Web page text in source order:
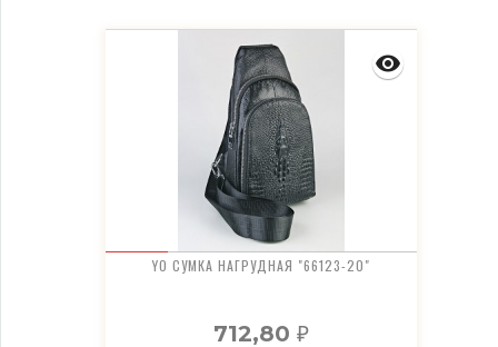
YO СУМКА НАГРУДНАЯ "66123-20"
712,80 ₽